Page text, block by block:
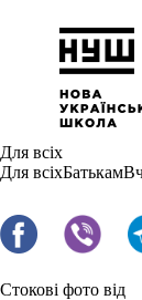
Для всіх
Для всіхБатькам
Стокові фото від